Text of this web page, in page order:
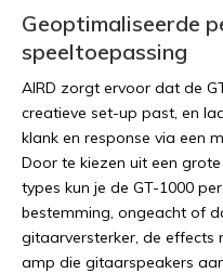
Geoptimaliseerde
speeltoepassing
AIRD zorgt ervoor dat de
creatieve set-up past, en
klank en response via een
Door te kiezen uit een
types kun je de GT-1000
bestemming, ongeacht of
gitaarversterker, de effects
amp die gitaarspeakers